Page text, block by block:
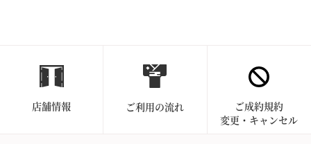
店舗情報 ご利用の流れ
ご成約規約
変更・キャンセル